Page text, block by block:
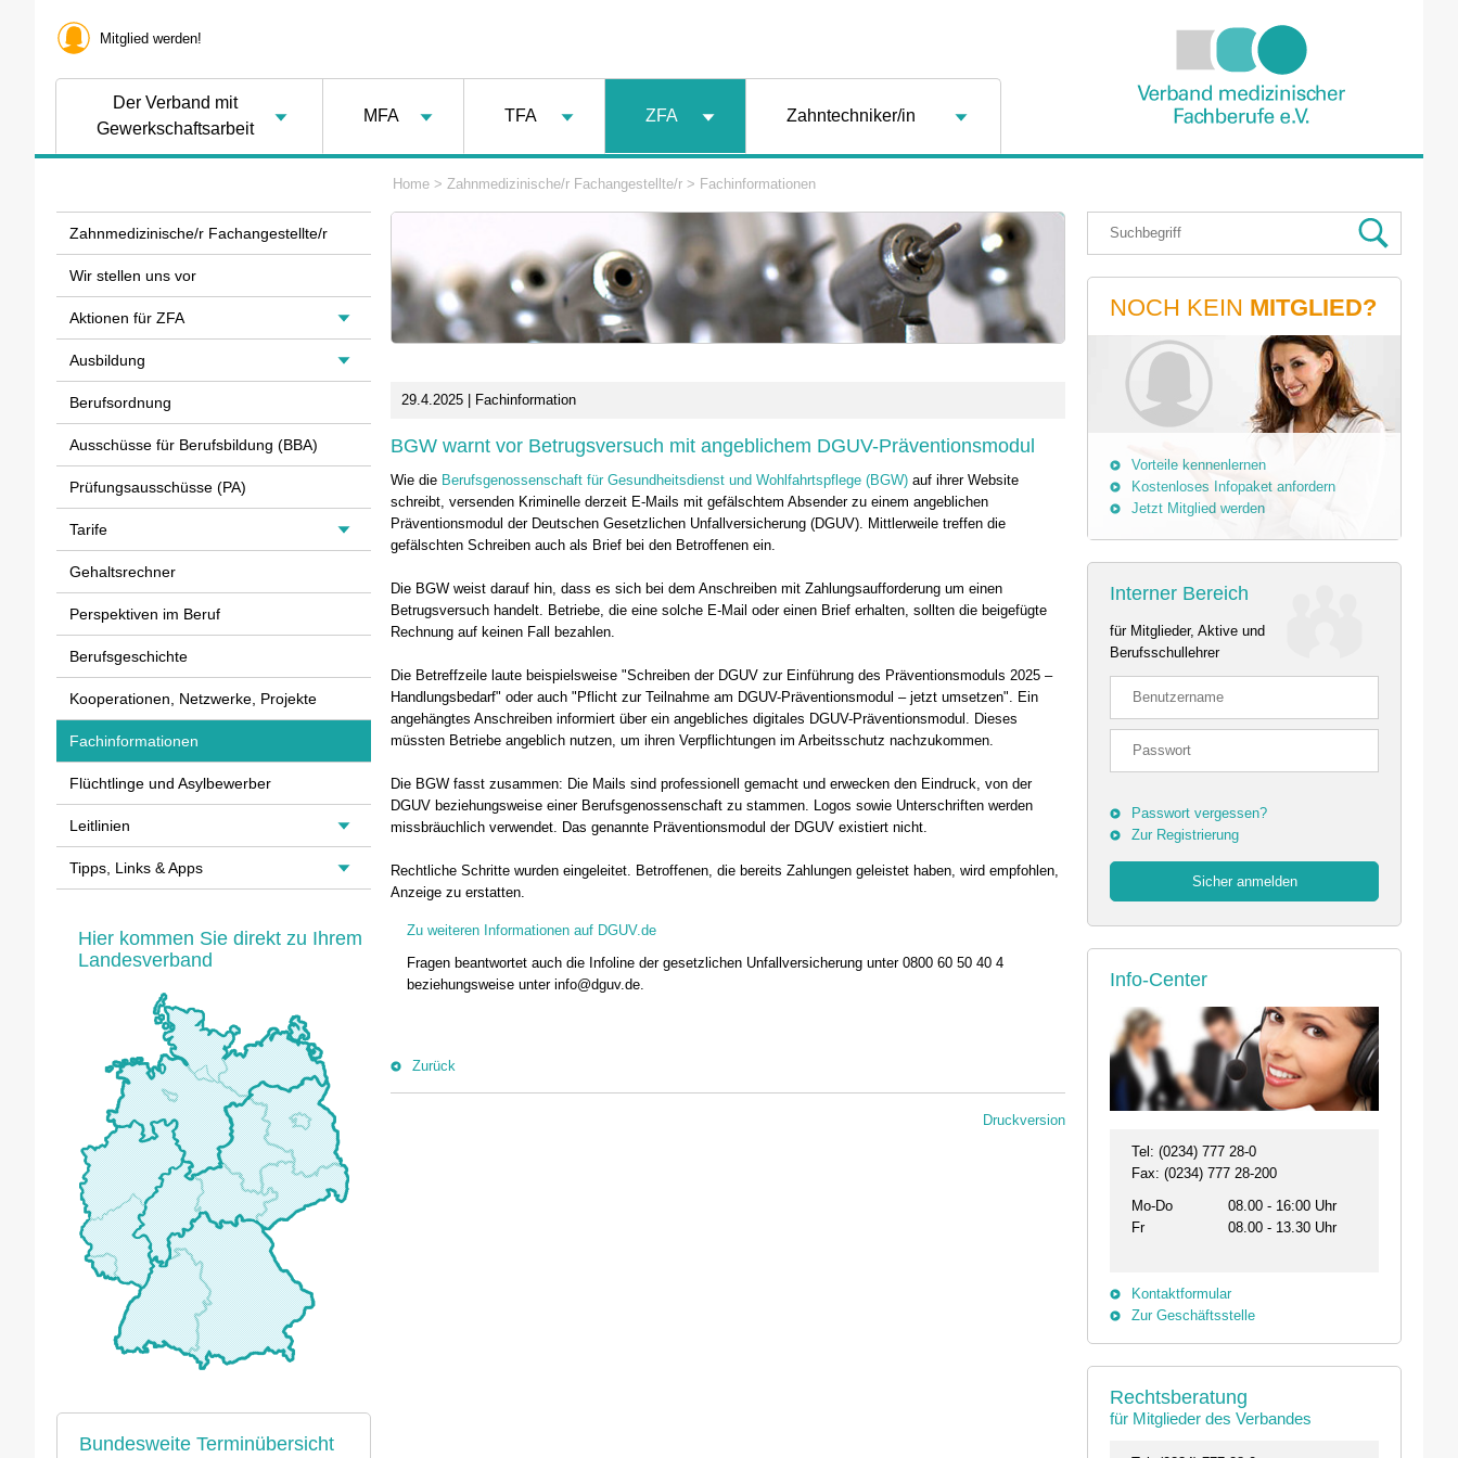
Mitglied werden!
Der Verband mit
Gewerkschaftsarbeit
MFA TFA ZFA Zahntechniker/in
Home > Zahnmedizinische/r Fachangestellte/r > Fachinformationen
29.4.2025 | Fachinformation
BGW warnt vor Betrugsversuch mit angeblichem DGUV-Präventionsmodul
Wie die Berufsgenossenschaft für Gesundheitsdienst und Wohlfahrtspflege (BGW) auf ihrer Website
schreibt, versenden Kriminelle derzeit E-Mails mit gefälschtem Absender zu einem angeblichen
Präventionsmodul der Deutschen Gesetzlichen Unfallversicherung (DGUV). Mittlerweile treffen die
gefälschten Schreiben auch als Brief bei den Betroffenen ein.
Die BGW weist darauf hin, dass es sich bei dem Anschreiben mit Zahlungsaufforderung um einen
Betrugsversuch handelt. Betriebe, die eine solche E-Mail oder einen Brief erhalten, sollten die beigefügte
Rechnung auf keinen Fall bezahlen.
Die Betreffzeile laute beispielsweise "Schreiben der DGUV zur Einführung des Präventionsmoduls 2025 –
Handlungsbedarf" oder auch "Pflicht zur Teilnahme am DGUV-Präventionsmodul – jetzt umsetzen". Ein
angehängtes Anschreiben informiert über ein angebliches digitales DGUV-Präventionsmodul. Dieses
müssten Betriebe angeblich nutzen, um ihren Verpflichtungen im Arbeitsschutz nachzukommen.
Die BGW fasst zusammen: Die Mails sind professionell gemacht und erwecken den Eindruck, von der
DGUV beziehungsweise einer Berufsgenossenschaft zu stammen. Logos sowie Unterschriften werden
missbräuchlich verwendet. Das genannte Präventionsmodul der DGUV existiert nicht.
Rechtliche Schritte wurden eingeleitet. Betroffenen, die bereits Zahlungen geleistet haben, wird empfohlen,
Anzeige zu erstatten.
Zu weiteren Informationen auf DGUV.de
Fragen beantwortet auch die Infoline der gesetzlichen Unfallversicherung unter 0800 60 50 40 4
beziehungsweise unter info@dguv.de.
Zurück
Druckversion
NOCH KEIN MITGLIED?
Vorteile kennenlernen
Kostenloses Infopaket anfordern
Jetzt Mitglied werden
Interner Bereich
für Mitglieder, Aktive und
Berufsschullehrer
Passwort vergessen?
Zur Registrierung
Info-Center
Tel: (0234) 777 28-0
Fax: (0234) 777 28-200
Mo-Do
08.00 - 16:00 Uhr
Fr
08.00 - 13.30 Uhr
Kontaktformular
Zur Geschäftsstelle
Rechtsberatung
für Mitglieder des Verbandes
Zahnmedizinische/r Fachangestellte/r
Wir stellen uns vor
Aktionen für ZFA
Ausbildung
Berufsordnung
Ausschüsse für Berufsbildung (BBA)
Prüfungsausschüsse (PA)
Tarife
Gehaltsrechner
Perspektiven im Beruf
Berufsgeschichte
Kooperationen, Netzwerke, Projekte
Fachinformationen
Flüchtlinge und Asylbewerber
Leitlinien
Tipps, Links & Apps
Hier kommen Sie direkt zu Ihrem
Landesverband
Bundesweite Terminübersicht